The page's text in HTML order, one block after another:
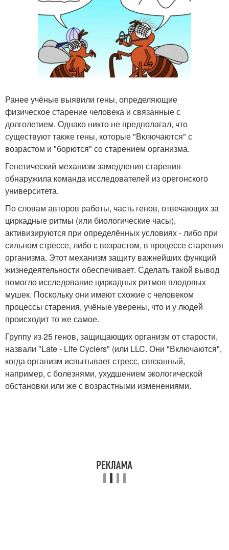
Ранее учёные выявили гены, определяющие
физическое старение человека и связанные с
долголетием. Однако никто не предполагал, что
существуют также гены, которые "Включаются" с
возрастом и "борются" со старением организма.
Генетический механизм замедления старения
обнаружила команда исследователей из орегонского
университета.
По словам авторов работы, часть генов, отвечающих за
циркадные ритмы (или биологические часы),
активизируются при определённых условиях - либо при
сильном стрессе, либо с возрастом, в процессе старения
организма. Этот механизм защиту важнейших функций
жизнедеятельности обеспечивает. Сделать такой вывод
помогло исследование циркадных ритмов плодовых
мушек. Поскольку они имеют схожие с человеком
процессы старения, учёные уверены, что и у людей
происходит то же самое.
Группу из 25 генов, защищающих организм от старости,
назвали "Late - Life Cyclers" (или LLC. Они "Включаются",
когда организм испытывает стресс, связанный,
например, с болезнями, ухудшением экологической
обстановки или же с возрастными изменениями.